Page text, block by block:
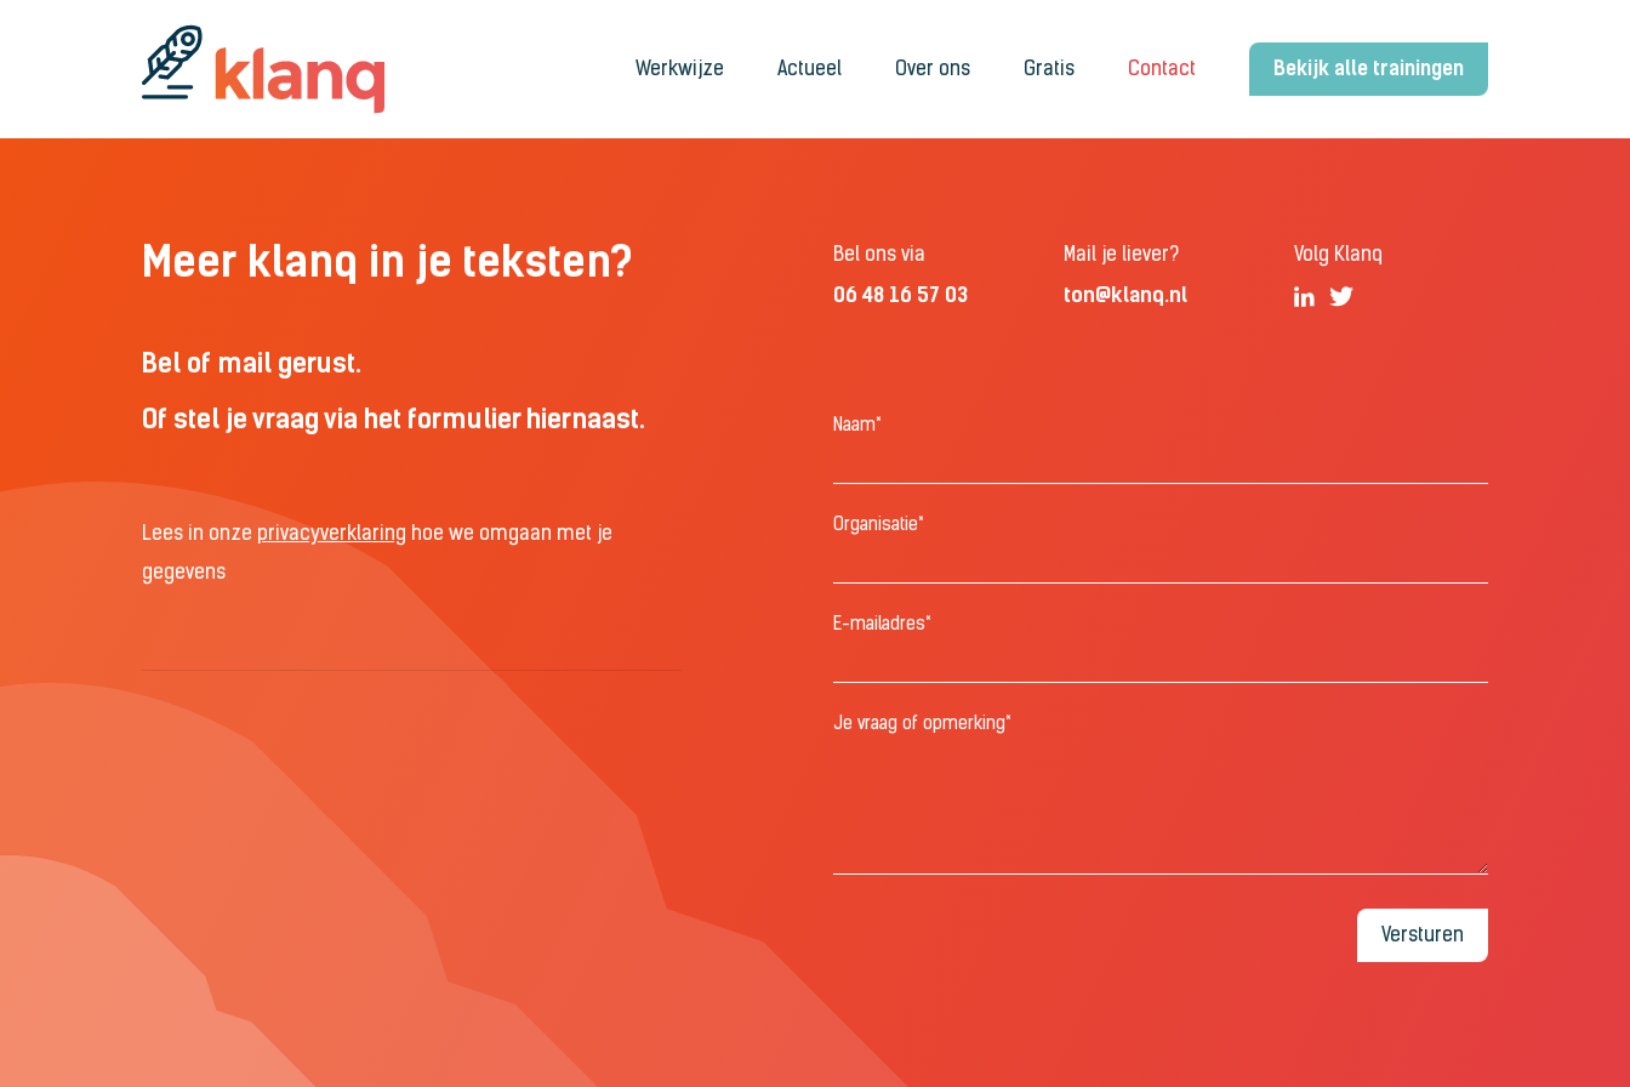
Werkwijze Actueel Over ons Gratis Contact Bekijk alle trainingen
Meer klanq in je teksten?
Bel of mail gerust.
Of stel je vraag via het formulier hiernaast.
Lees in onze privacyverklaring hoe we omgaan met je
gegevens
Bel ons via
06 48 16 57 03
Mail je liever?
ton@klanq.nl
Volg Klanq
Naam*
Organisatie*
E-mailadres*
Je vraag of opmerking*
Versturen